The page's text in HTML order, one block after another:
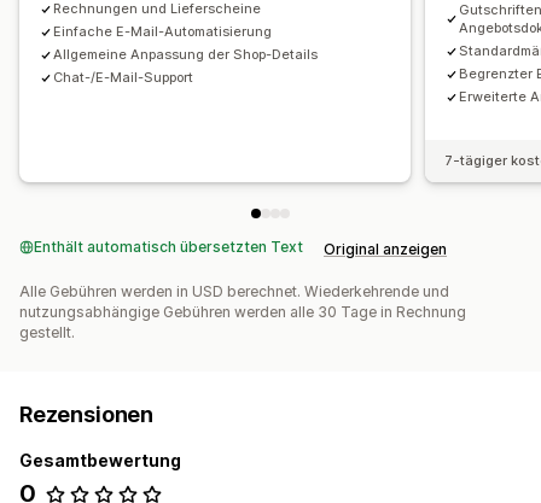
Rechnungen und Lieferscheine
Einfache E-Mail-Automatisierung
Allgemeine Anpassung der Shop-Details
Chat-/E-Mail-Support
Begrenzter
Erweiterte
7-tägiger
Enthält automatisch übersetzten Text Original anzeigen
Alle Gebühren werden in USD berechnet. Wiederkehrende und
nutzungsabhängige Gebühren werden alle 30 Tage in Rechnung
gestellt.
Rezensionen
Gesamtbewertung
0